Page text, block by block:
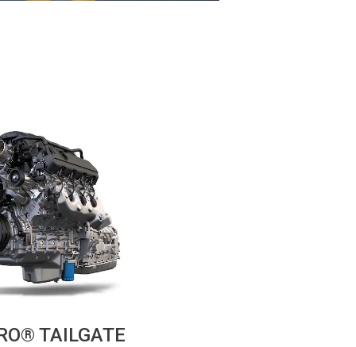
TAILGATE